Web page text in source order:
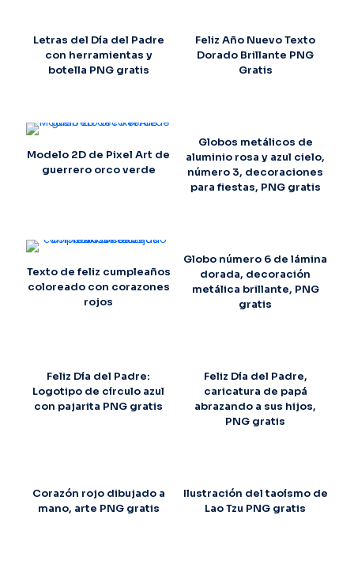
Letras del Día del Padre
con herramientas y
botella PNG gratis
Feliz Año Nuevo Texto
Dorado Brillante PNG
Gratis
Modelo 2D de Pixel Art de
guerrero orco verde
Globos metálicos de
aluminio rosa y azul cielo,
número 3, decoraciones
para fiestas, PNG gratis
Texto de feliz cumpleaños
coloreado con corazones
rojos
Globo número 6 de lámina
dorada, decoración
metálica brillante, PNG
gratis
Feliz Día del Padre:
Logotipo de círculo azul
con pajarita PNG gratis
Feliz Día del Padre,
caricatura de papá
abrazando a sus hijos,
PNG gratis
Corazón rojo dibujado a
mano, arte PNG gratis
Ilustración del taoísmo de
Lao Tzu PNG gratis